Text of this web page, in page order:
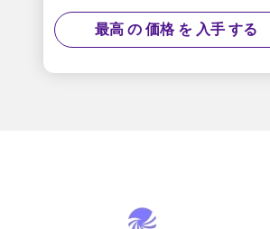
and Media Formulation for
Removal Processes
最高 の 価格 を 入手 する